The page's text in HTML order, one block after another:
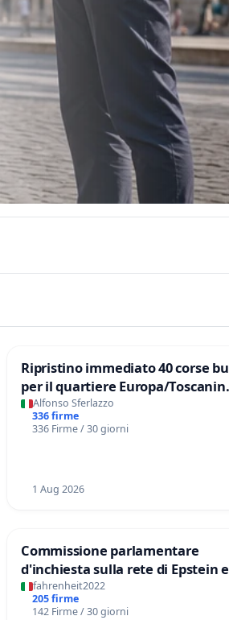
Ripristino immediato 40 corse
per il quartiere Europa/Toscanini
di Aprilia
Alfonso Sferlazzo
336 firme
336 Firme / 30 giorni
1 Aug 2026
Commissione parlamentare
d'inchiesta sulla rete di Epstein e
del Mossad: verità sugli Epstein
Files
fahrenheit2022
205 firme
142 Firme / 30 giorni